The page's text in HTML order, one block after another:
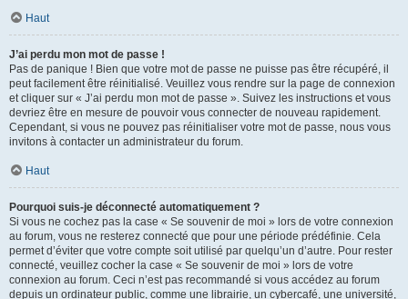
Haut
J’ai perdu mon mot de passe !
Pas de panique ! Bien que votre mot de passe ne puisse pas être récupéré, il
peut facilement être réinitialisé. Veuillez vous rendre sur la page de connexion
et cliquer sur « J’ai perdu mon mot de passe ». Suivez les instructions et vous
devriez être en mesure de pouvoir vous connecter de nouveau rapidement.
Cependant, si vous ne pouvez pas réinitialiser votre mot de passe, nous vous
invitons à contacter un administrateur du forum.
Haut
Pourquoi suis-je déconnecté automatiquement ?
Si vous ne cochez pas la case « Se souvenir de moi » lors de votre connexion
au forum, vous ne resterez connecté que pour une période prédéfinie. Cela
permet d’éviter que votre compte soit utilisé par quelqu’un d’autre. Pour rester
connecté, veuillez cocher la case « Se souvenir de moi » lors de votre
connexion au forum. Ceci n’est pas recommandé si vous accédez au forum
depuis un ordinateur public, comme une librairie, un cybercafé, une université,